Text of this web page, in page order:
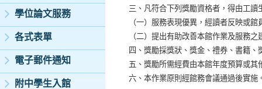
學位論文服務
各式表單
電子郵件通知
附中學生入館
三、凡符合下列獎勵資格者，得由工
（一）服務表現優異，經讀者反映或
（二）提出有助改善本館作業及服務
四、獎勵採獎狀、獎金、禮券、書籍
五、獎勵所需經費由本館年度預算或
六、本作業原則經館務會議通過後實施